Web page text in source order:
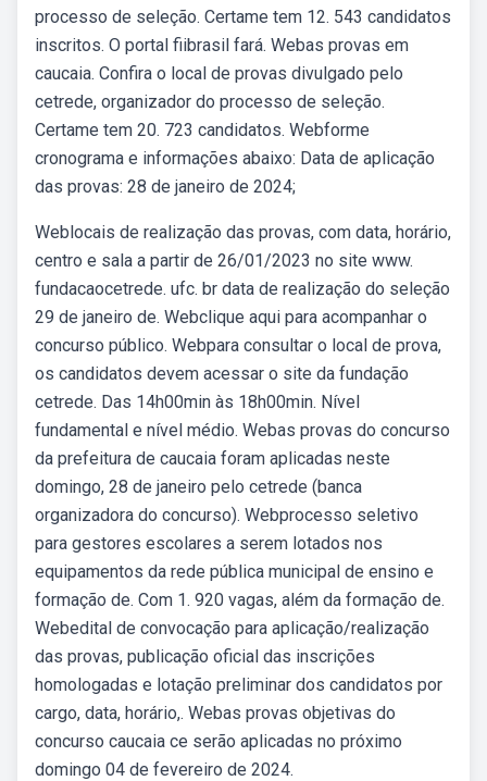
processo de seleção. Certame tem 12. 543 candidatos
inscritos. O portal fiibrasil fará. Webas provas em
caucaia. Confira o local de provas divulgado pelo
cetrede, organizador do processo de seleção.
Certame tem 20. 723 candidatos. Webforme
cronograma e informações abaixo: Data de aplicação
das provas: 28 de janeiro de 2024;
Weblocais de realização das provas, com data, horário,
centro e sala a partir de 26/01/2023 no site www.
fundacaocetrede. ufc. br data de realização do seleção
29 de janeiro de. Webclique aqui para acompanhar o
concurso público. Webpara consultar o local de prova,
os candidatos devem acessar o site da fundação
cetrede. Das 14h00min às 18h00min. Nível
fundamental e nível médio. Webas provas do concurso
da prefeitura de caucaia foram aplicadas neste
domingo, 28 de janeiro pelo cetrede (banca
organizadora do concurso). Webprocesso seletivo
para gestores escolares a serem lotados nos
equipamentos da rede pública municipal de ensino e
formação de. Com 1. 920 vagas, além da formação de.
Webedital de convocação para aplicação/realização
das provas, publicação oficial das inscrições
homologadas e lotação preliminar dos candidatos por
cargo, data, horário,. Webas provas objetivas do
concurso caucaia ce serão aplicadas no próximo
domingo 04 de fevereiro de 2024.